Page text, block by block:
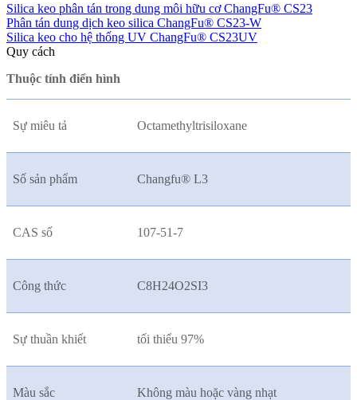
Silica keo phân tán trong dung môi hữu cơ ChangFu® CS23
Phân tán dung dịch keo silica ChangFu® CS23-W
Silica keo cho hệ thống UV ChangFu® CS23UV
Quy cách
Thuộc tính điển hình
Sự miêu tả Octamethyltrisiloxane
Số sản phẩm Changfu® L3
CAS số 107-51-7
Công thức C8H24O2SI3
Sự thuần khiết tối thiểu 97%
Màu sắc Không màu hoặc vàng nhạt